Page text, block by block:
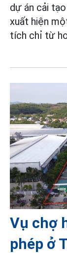
dự án cải
xuất hiện
tích chỉ từ
Vụ chợ
phép ở